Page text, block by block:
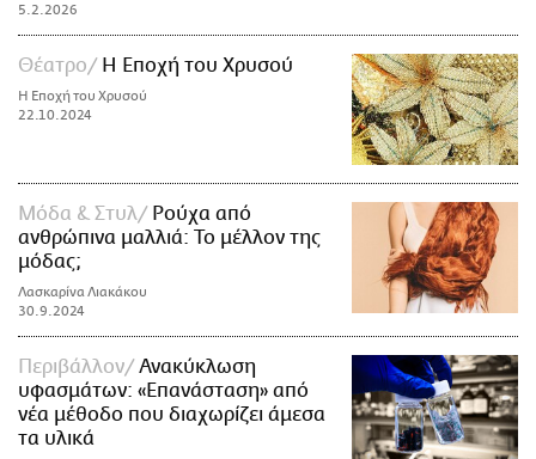
5.2.2026
Θέατρο Η Εποχή του Χρυσού
Η Εποχή του Χρυσού
22.10.2024
Μόδα & Στυλ
Ρούχα από
ανθρώπινα μαλλιά: Το μέλλον της
μόδας;
Λασκαρίνα Λιακάκου
30.9.2024
Περιβάλλον
Ανακύκλωση
υφασμάτων: «Επανάσταση» από
νέα μέθοδο που διαχωρίζει άμεσα
τα υλικά